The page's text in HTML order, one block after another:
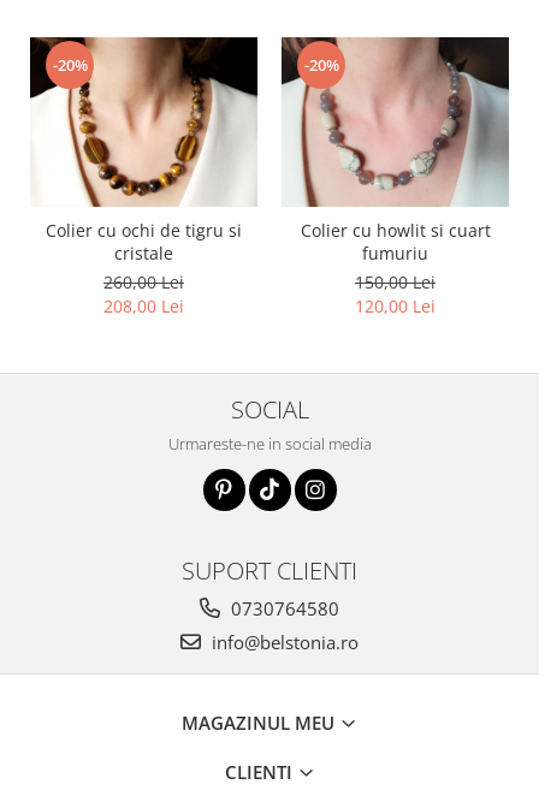
-20%
Colier cu ochi de tigru si
cristale
260,00 Lei
208,00 Lei
-20%
Colier cu howlit si cuart
fumuriu
150,00 Lei
120,00 Lei
SOCIAL
Urmareste-ne in social media
SUPORT CLIENTI
0730764580
info@belstonia.ro
MAGAZINUL MEU
CLIENTI